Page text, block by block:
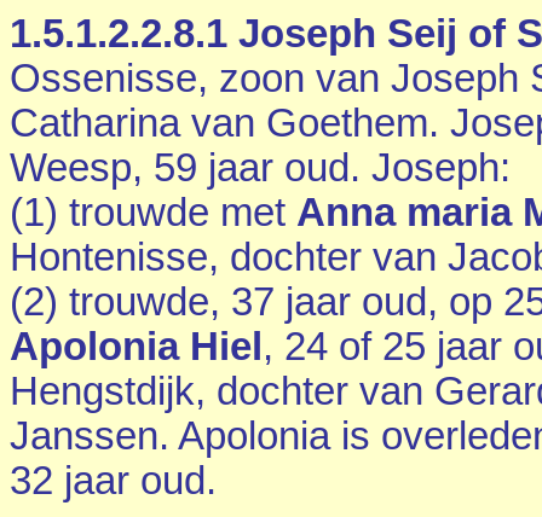
1.5.1.2.2.8.1 Joseph Seij of
Ossenisse, zoon van Joseph
Catharina van Goethem.
Weesp, 59 jaar oud. Joseph:
(1) trouwde met Anna maria
Hontenisse, dochter van
(2) trouwde, 37 jaar oud, op
Apolonia Hiel, 24 of 25 jaar
Hengstdijk, dochter van
Janssen. Apolonia is
32 jaar oud.